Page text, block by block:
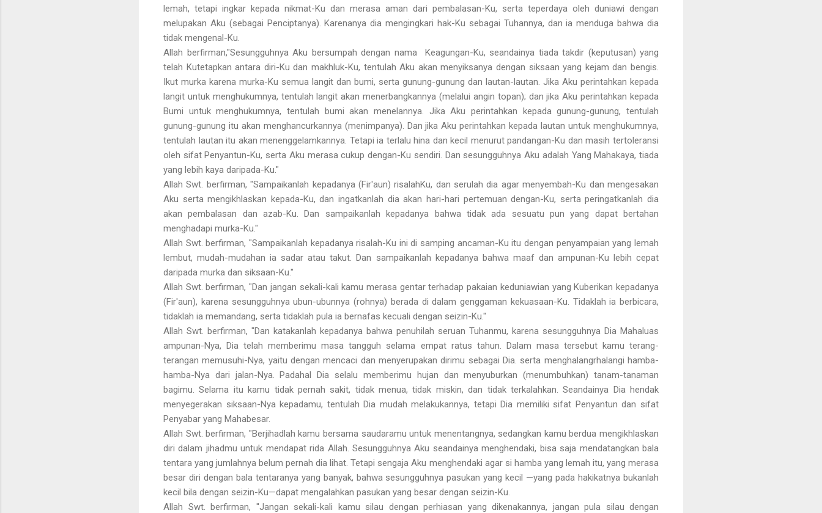
lemah, tetapi ingkar kepada nikmat-Ku dan merasa aman dari pembalasan-Ku, serta teperdaya oleh duniawi dengan
melupakan Aku (sebagai Penciptanya). Karenanya dia mengingkari hak-Ku sebagai Tuhannya, dan ia menduga bahwa dia
tidak mengenal-Ku.
Allah berfirman,"Sesungguhnya Aku bersumpah dengan nama Keagungan-Ku, seandainya tiada takdir (keputusan) yang
telah Kutetapkan antara diri-Ku dan makhluk-Ku, tentulah Aku akan menyiksanya dengan siksaan yang kejam dan bengis.
Ikut murka karena murka-Ku semua langit dan bumi, serta gunung-gunung dan lautan-lautan. Jika Aku perintahkan kepada
langit untuk menghukumnya, tentulah langit akan menerbangkan­nya (melalui angin topan); dan jika Aku perintahkan kepada
Bumi untuk menghukumnya, tentulah bumi akan menelannya. Jika Aku perintahkan kepada gunung-gunung, tentulah
gunung-gunung itu akan menghancur­kannya (menimpanya). Dan jika Aku perintahkan kepada lautan untuk menghukumnya,
tentulah lautan itu akan menenggelamkannya. Tetapi ia terlalu hina dan kecil menurut pandangan-Ku dan masih tertoleransi
oleh sifat Penyantun-Ku, serta Aku merasa cukup dengan-Ku sendiri. Dan sesungguhnya Aku adalah Yang Mahakaya, tiada
yang lebih kaya daripada-Ku."
Allah Swt. berfirman, "Sampaikanlah kepadanya (Fir'aun) risalah­Ku, dan serulah dia agar menyembah-Ku dan mengesakan
Aku serta mengikhlaskan kepada-Ku, dan ingatkanlah dia akan hari-hari pertemuan dengan-Ku, serta peringatkanlah dia
akan pembalasan dan azab-Ku. Dan sampaikanlah kepadanya bahwa tidak ada sesuatu pun yang dapat bertahan
menghadapi murka-Ku."
Allah Swt. berfirman, "Sampaikanlah kepadanya risalah-Ku ini di samping ancaman-Ku itu dengan penyampaian yang lemah
lembut, mudah-mudahan ia sadar atau takut. Dan sampaikanlah kepadanya bahwa maaf dan ampunan-Ku lebih cepat
daripada murka dan siksaan-Ku."
Allah Swt. berfirman, "Dan jangan sekali-kali kamu merasa gentar terhadap pakaian keduniawian yang Kuberikan kepadanya
(Fir'aun), karena sesungguhnya ubun-ubunnya (rohnya) berada di dalam genggaman kekuasaan-Ku. Tidaklah ia berbicara,
tidaklah ia memandang, serta tidaklah pula ia bernafas kecuali dengan seizin-Ku."
Allah Swt. berfirman, "Dan katakanlah kepadanya bahwa penuhilah seruan Tuhanmu, karena sesungguhnya Dia Mahaluas
ampunan-Nya, Dia telah memberimu masa tangguh selama empat ratus tahun. Dalam masa tersebut kamu terang-
terangan memusuhi-Nya, yaitu dengan mencaci dan menyerupakan dirimu sebagai Dia. serta menghalangrhalangi hamba-
hamba-Nya dari jalan-Nya. Padahal Dia selalu memberimu hujan dan menyuburkan (menumbuhkan) tanam-tanaman
bagimu. Selama itu kamu tidak pernah sakit, tidak menua, tidak miskin, dan tidak terkalahkan. Seandainya Dia hendak
menyegerakan siksaan-Nya kepadamu, tentulah Dia mudah melakukannya, tetapi Dia memiliki sifat Penyantun dan sifat
Penyabar yang Mahabesar.
Allah Swt. berfirman, "Berjihadlah kamu bersama saudaramu untuk menentangnya, sedangkan kamu berdua mengikhlaskan
diri dalam jihadmu untuk mendapat rida Allah. Sesungguhnya Aku seandainya menghendaki, bisa saja mendatangkan bala
tentara yang jumlahnya belum pernah dia lihat. Tetapi sengaja Aku menghendaki agar si hamba yang lemah itu, yang merasa
besar diri dengan bala tentaranya yang banyak, bahwa sesungguhnya pasukan yang kecil —yang pada hakikatnya bukanlah
kecil bila dengan seizin-Ku—dapat mengalahkan pasukan yang besar dengan seizin-Ku.
Allah Swt. berfirman, ''Jangan sekali-kali kamu silau dengan perhiasan yang dikenakannya, jangan pula silau dengan